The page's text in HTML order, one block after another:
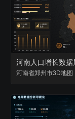
零代
河南人口增长数据
河南省郑州市3D地图